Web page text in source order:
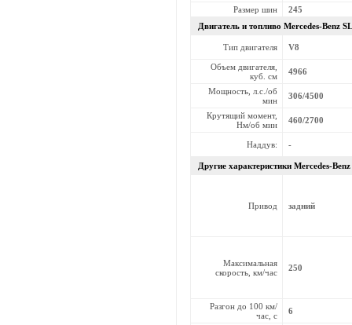
Размер шин
245
Двигатель и топливо Mercedes-Benz
Тип двигателя V8
Объем двигателя,
куб. см
4966
Мощность, л.с./об
мин
306/4500
Крутящий момент,
Нм/об мин
460/2700
Наддув: -
Другие характеристики Mercedes-Benz
Привод задний
Максимальная
скорость, км/час
250
Разгон до 100 км/
час, с
6